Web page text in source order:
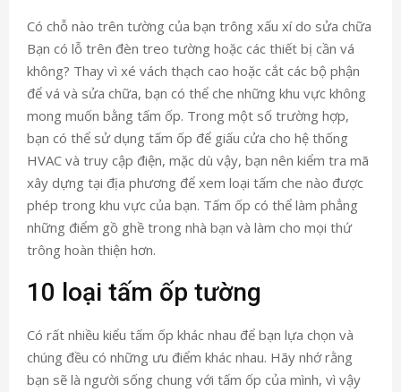
Có chỗ nào trên tường của bạn trông xấu xí do sửa chữa
Bạn có lỗ trên đèn treo tường hoặc các thiết bị cần vá
không? Thay vì xé vách thạch cao hoặc cắt các bộ phận
để vá và sửa chữa, bạn có thể che những khu vực không
mong muốn bằng tấm ốp. Trong một số trường hợp,
bạn có thể sử dụng tấm ốp để giấu cửa cho hệ thống
HVAC và truy cập điện, mặc dù vậy, bạn nên kiểm tra mã
xây dựng tại địa phương để xem loại tấm che nào được
phép trong khu vực của bạn. Tấm ốp có thể làm phẳng
những điểm gồ ghề trong nhà bạn và làm cho mọi thứ
trông hoàn thiện hơn.
10 loại tấm ốp tường
Có rất nhiều kiểu tấm ốp khác nhau để bạn lựa chọn và
chúng đều có những ưu điểm khác nhau. Hãy nhớ rằng
bạn sẽ là người sống chung với tấm ốp của mình, vì vậy